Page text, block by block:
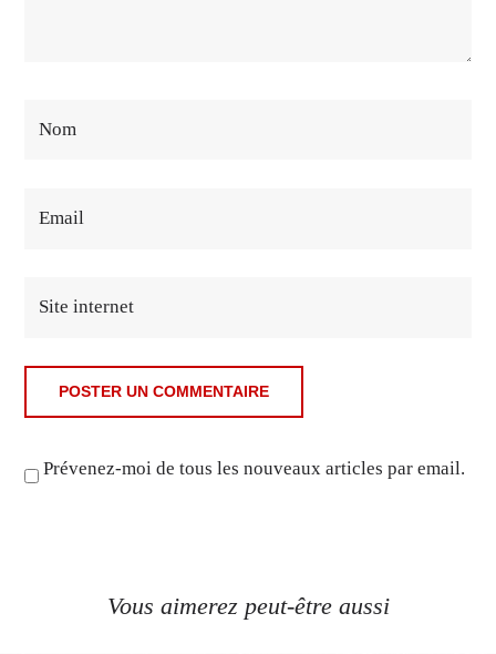
Prévenez-moi de tous les nouveaux articles par email.
Vous aimerez peut-être aussi